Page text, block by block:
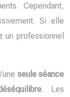
Cependant,
Si elle
un professionnel
seule séance
. Les